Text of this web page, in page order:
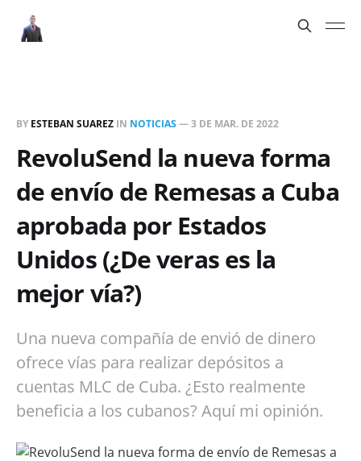
BY ESTEBAN SUAREZ IN NOTICIAS—3 DE MAR. DE 2022
RevoluSend la nueva forma
de envío de Remesas a Cuba
aprobada por Estados
Unidos (¿De veras es la
mejor vía?)
Una nueva compañía de envió de dinero
ofrece vías para realizar depósitos a
cuentas MLC de Cuba. ¿Esto realmente
beneficia a los cubanos? Aquí mi opinión.